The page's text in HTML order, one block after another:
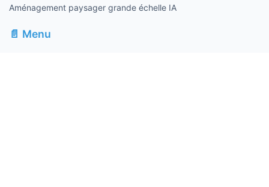
Aménagement paysager grande échelle IA
📄 Menu